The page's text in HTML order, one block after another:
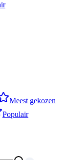
Meest gekozen
Populair